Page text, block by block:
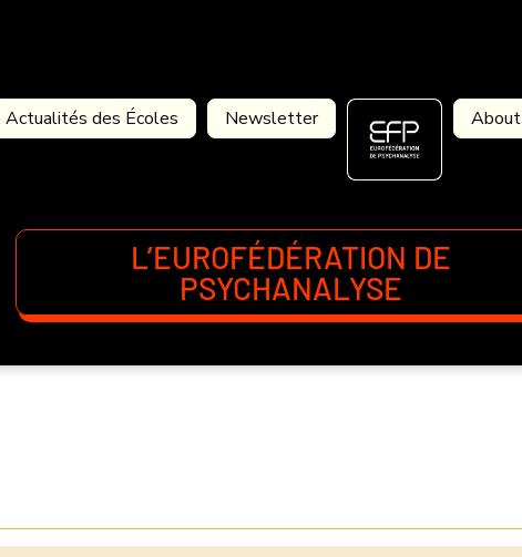
Actualités des Écoles Newsletter About
L’EUROFÉDÉRATION DE
PSYCHANALYSE